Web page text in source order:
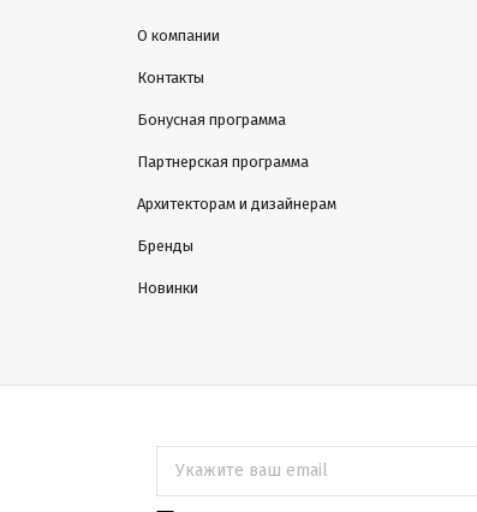
О компании
Контакты
Бонусная программа
Партнерская программа
Архитекторам и дизайнерам
Бренды
Новинки